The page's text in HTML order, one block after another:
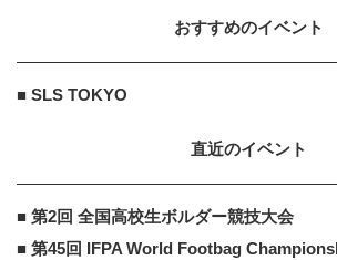
おすすめのイベント
■ SLS TOKYO
直近のイベント
■ 第2回 全国高校生ボルダー競技大会
■ 第45回 IFPA World Footbag